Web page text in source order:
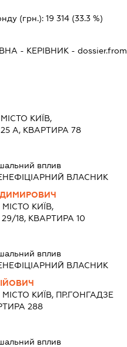
(грн.): 19 314(33.3 %)
- КЕРІВНИК - dossier.from
КИЇВ,
А, КВАРТИРА 78
вплив
ВЛАСНИК
МІСТО КИЇВ,
18, КВАРТИРА 10
вплив
ВЛАСНИК
МІСТО КИЇВ, ПР.ГОНГАДЗЕ
288
вплив